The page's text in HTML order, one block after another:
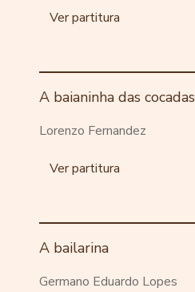
Ver partitura
A baianinha das cocadas
Lorenzo Fernandez
Ver partitura
A bailarina
Germano Eduardo Lopes